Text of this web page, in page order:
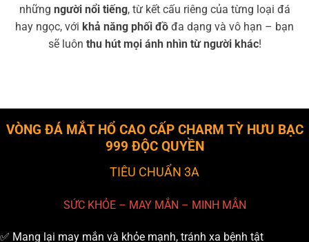
những người nổi tiếng, từ kết cấu riêng của từng loại đá
hay ngọc, với khả năng phối đồ đa dạng và vô hạn – bạn
sẽ luôn thu hút mọi ánh nhìn từ người khác!
VÒNG ĐÁ MẮT HỔ CAO CẤP CHARM TỲ HƯU BẠC
999 ĐỘC QUYỀN
TIÊU CHUẨN 3A
SỨC KHỎE – MAY MẮN – MINH MẪN
✅ Mang lại may mắn và khỏe mạnh, tránh xa bệnh tật